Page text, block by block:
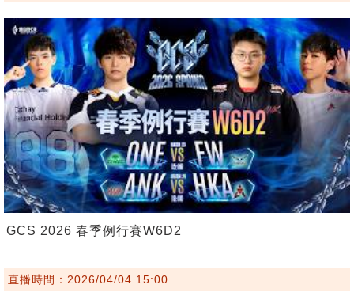
GCS 2026 春季例行賽W6D2
直播時間：2026/04/04 15:00